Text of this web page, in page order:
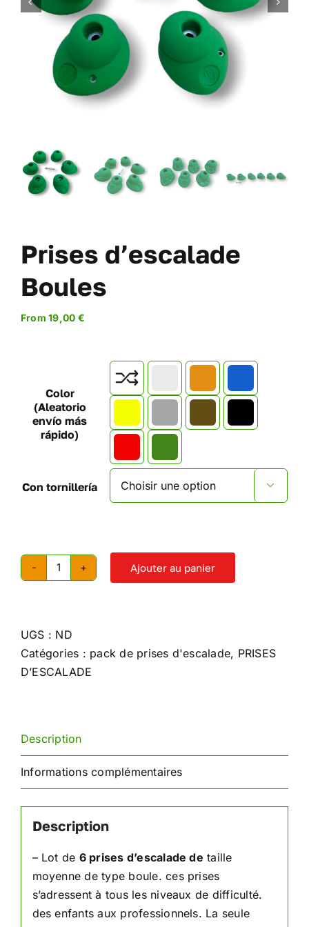
DES OFFRES
À PROPOS DE NOUS
CARRITO
Prises d’escalade
Boules
From 19,00 €
Color
(Aleatorio
envío más
rápido)
Con tornillería 
quantité
d'escalade
Boules
Ajouter au panier
UGS : ND
Catégories : pack de prises d'escalade, PRISES
D’ESCALADE
Description
Informations complémentaires
Description
– Lot de 6 prises d’escalade de taille
moyenne de type boule. ces prises
s’adressent à tous les niveaux de difficulté.
des enfants aux professionnels. La seule